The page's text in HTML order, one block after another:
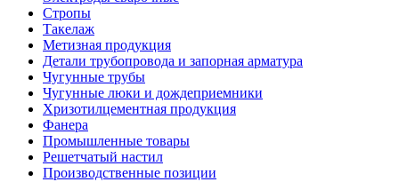
Стропы
Такелаж
Метизная продукция
Детали трубопровода и запорная арматура
Чугунные трубы
Чугунные люки и дождеприемники
Хризотилцементная продукция
Фанера
Промышленные товары
Решетчатый настил
Производственные позиции